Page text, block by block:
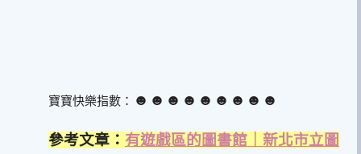
寶寶快樂指數： ☻☻☻☻☻☻☻☻☻
參考文章： 有遊戲區的圖書館｜新北市立圖